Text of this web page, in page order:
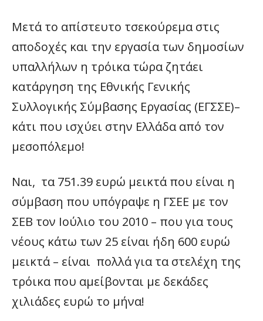
Μετά το απίστευτο τσεκούρεμα στις
αποδοχές και την εργασία των δημοσίων
υπαλλήλων η τρόικα τώρα ζητάει
κατάργηση της Εθνικής Γενικής
Συλλογικής Σύμβασης Εργασίας (ΕΓΣΣΕ)–
κάτι που ισχύει στην Ελλάδα από τον
μεσοπόλεμο!
Ναι, τα 751.39 ευρώ μεικτά που είναι η
σύμβαση που υπόγραψε η ΓΣΕΕ με τον
ΣΕΒ τον Ιούλιο του 2010 – που για τους
νέους κάτω των 25 είναι ήδη 600 ευρώ
μεικτά – είναι πολλά για τα στελέχη της
τρόικα που αμείβονται με δεκάδες
χιλιάδες ευρώ το μήνα!